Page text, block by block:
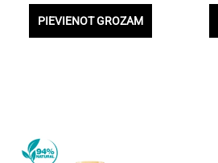
PIEVIENOT GROZAM